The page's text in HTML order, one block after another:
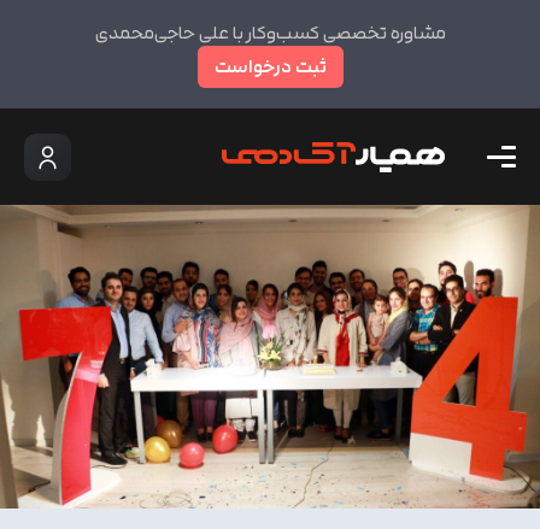
مشاوره تخصصی کسب‌وکار با علی حاجی‌محمدی
ثبت درخواست